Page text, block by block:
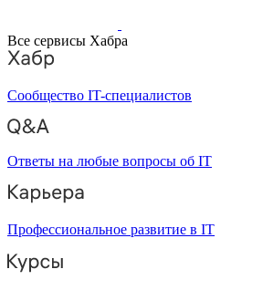
Все сервисы Хабра
Сообщество IT-специалистов
Ответы на любые вопросы об IT
Профессиональное развитие в IT